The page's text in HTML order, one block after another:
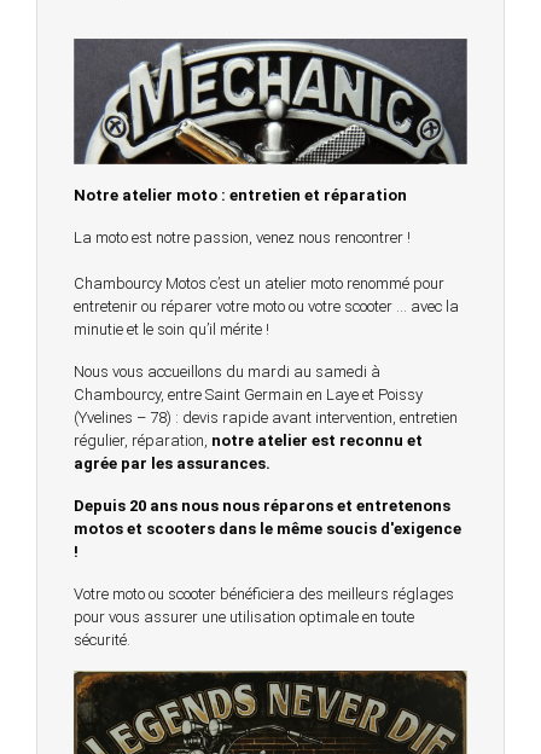
Notre atelier moto : entretien et réparation
La moto est notre passion, venez nous rencontrer !
Chambourcy Motos c’est un atelier moto renommé pour
entretenir ou réparer votre moto ou votre scooter … avec la
minutie et le soin qu’il mérite !
Nous vous accueillons du mardi au samedi à
Chambourcy, entre Saint Germain en Laye et Poissy
(Yvelines – 78) : devis rapide avant intervention, entretien
régulier, réparation, notre atelier est reconnu et
agrée par les assurances.
Depuis 20 ans nous nous réparons et entretenons
motos et scooters dans le même soucis d'exigence
!
Votre moto ou scooter bénéficiera des meilleurs réglages
pour vous assurer une utilisation optimale en toute
sécurité.